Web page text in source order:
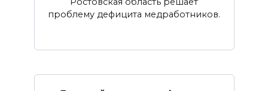
проблему дефицита медработников.